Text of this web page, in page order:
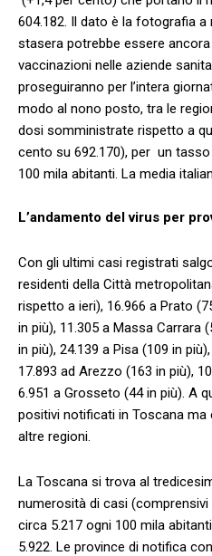
604.182. Il dato è la fotografia
stasera potrebbe essere
vaccinazioni nelle aziende
proseguiranno per l’intera
modo al nono posto, tra le
dosi somministrate rispetto a
cento su 692.170), per un
100 mila abitanti. La media
L’andamento del virus per
Con gli ultimi casi registrati
residenti della Città
rispetto a ieri), 16.966 a Prato
in più), 11.305 a Massa Carrara
in più), 24.139 a Pisa (109 in
17.893 ad Arezzo (163 in più),
6.951 a Grosseto (44 in più). A
positivi notificati in Toscana ma
altre regioni.
La Toscana si trova al
numerosità di casi
circa 5.217 ogni 100 mila
5.922. Le province di notifica